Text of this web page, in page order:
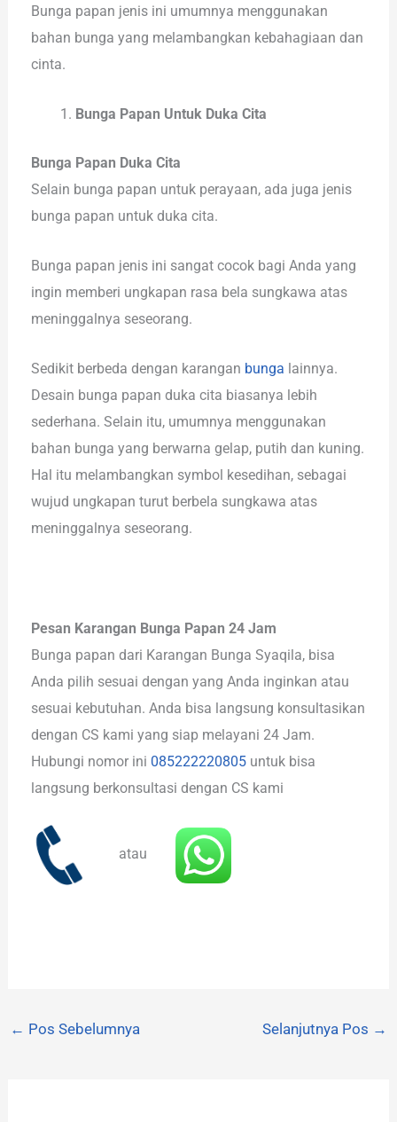
Bunga papan jenis ini umumnya menggunakan
bahan bunga yang melambangkan kebahagiaan dan
cinta.
Bunga Papan Untuk Duka Cita
Bunga Papan Duka Cita
Selain bunga papan untuk perayaan, ada juga jenis
bunga papan untuk duka cita.
Bunga papan jenis ini sangat cocok bagi Anda yang
ingin memberi ungkapan rasa bela sungkawa atas
meninggalnya seseorang.
Sedikit berbeda dengan karangan bunga lainnya.
Desain bunga papan duka cita biasanya lebih
sederhana. Selain itu, umumnya menggunakan
bahan bunga yang berwarna gelap, putih dan kuning.
Hal itu melambangkan symbol kesedihan, sebagai
wujud ungkapan turut berbela sungkawa atas
meninggalnya seseorang.
Pesan Karangan Bunga Papan 24 Jam
Bunga papan dari Karangan Bunga Syaqila, bisa
Anda pilih sesuai dengan yang Anda inginkan atau
sesuai kebutuhan. Anda bisa langsung konsultasikan
dengan CS kami yang siap melayani 24 Jam.
Hubungi nomor ini 085222220805 untuk bisa
langsung berkonsultasi dengan CS kami
atau
← Pos Sebelumnya Selanjutnya Pos →